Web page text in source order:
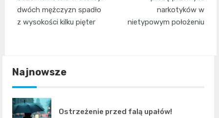
dwóch mężczyzn spadło
z wysokości kilku pięter
narkotyków w
nietypowym położeniu
Najnowsze
Ostrzeżenie przed falą upałów!